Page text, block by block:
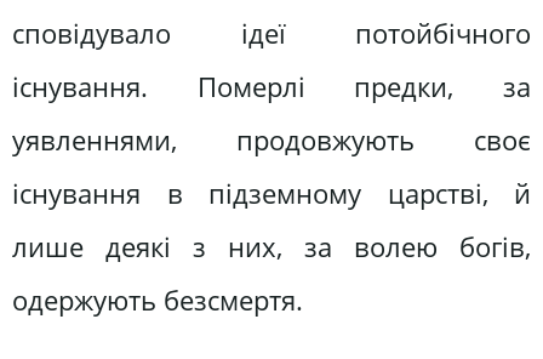
сповідувало ідеї потойбічного
існування. Померлі предки, за
уявленнями, продовжують своє
існування в підземному царстві, й
лише деякі з них, за волею богів,
одержують безсмертя.